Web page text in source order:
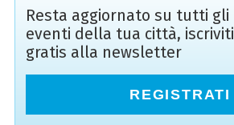
Resta aggiornato su tutti gli
eventi della tua città, iscriviti
gratis alla newsletter
REGISTRATI